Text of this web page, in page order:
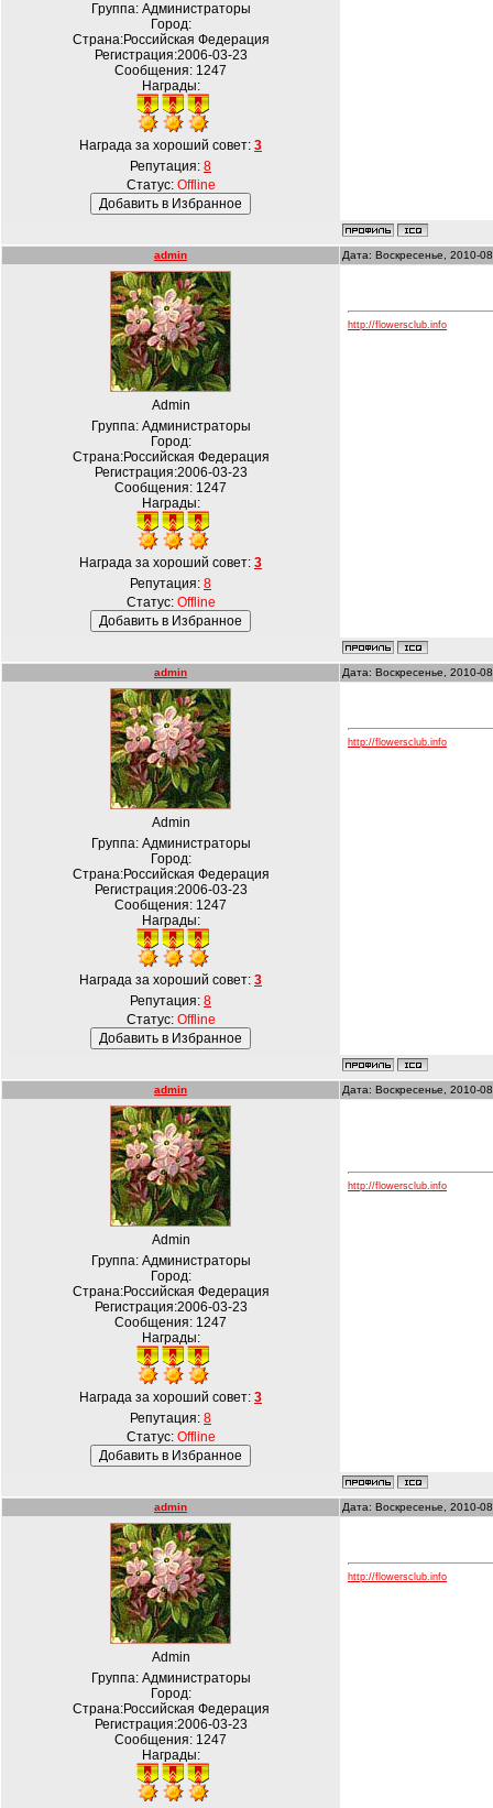
Группа: Администраторы
Город:
Страна:Российская Федерация
Регистрация:2006-03-23
Сообщения: 1247
Награды:
Награда за хороший совет: 3
Репутация: 8
Статус: Offline
admin Дата: Воскресенье, 2010-
Admin
Группа: Администраторы
Город:
Страна:Российская Федерация
Регистрация:2006-03-23
Сообщения: 1247
Награды:
Награда за хороший совет: 3
Репутация: 8
Статус: Offline
http://flowersclub.info
admin Дата: Воскресенье, 2010-
Admin
Группа: Администраторы
Город:
Страна:Российская Федерация
Регистрация:2006-03-23
Сообщения: 1247
Награды:
Награда за хороший совет: 3
Репутация: 8
Статус: Offline
http://flowersclub.info
admin Дата: Воскресенье, 2010-
Admin
Группа: Администраторы
Город:
Страна:Российская Федерация
Регистрация:2006-03-23
Сообщения: 1247
Награды:
Награда за хороший совет: 3
Репутация: 8
Статус: Offline
http://flowersclub.info
admin Дата: Воскресенье, 2010-
Admin
Группа: Администраторы
Город:
Страна:Российская Федерация
Регистрация:2006-03-23
Сообщения: 1247
Награды:
http://flowersclub.info